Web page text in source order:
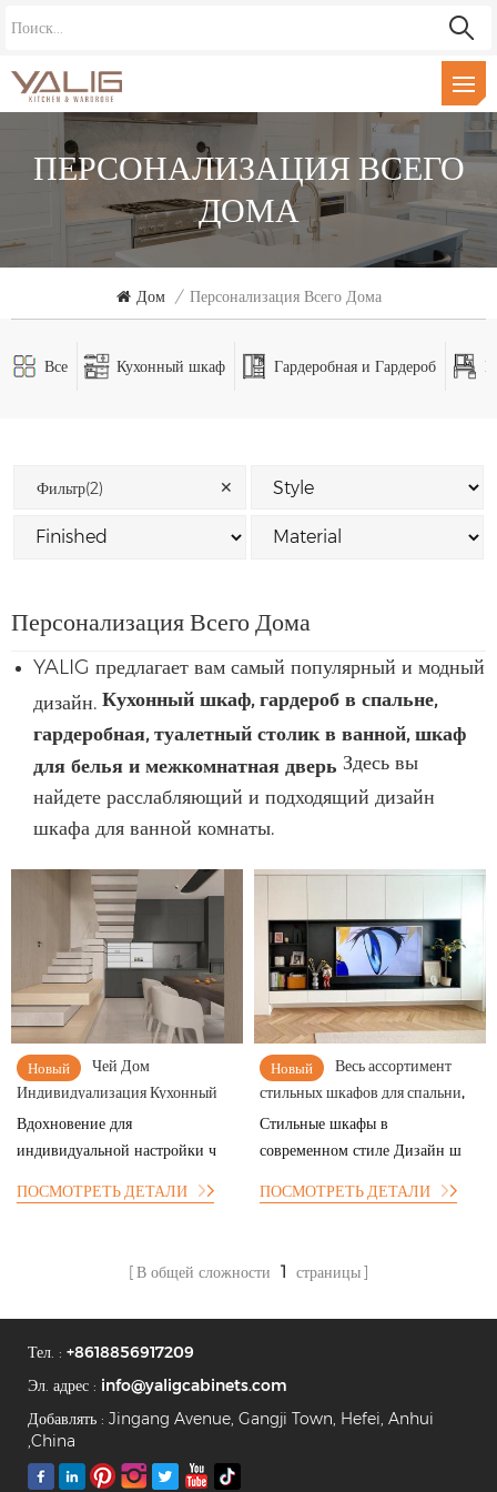
ПЕРСОНАЛИЗАЦИЯ ВСЕГО
ДОМА
Дом / Персонализация Всего Дома
Все Кухонный шкаф Гардеробная и Гардероб
Фильтр(2) ✕
Персонализация Всего Дома
YALIG предлагает вам самый популярный и модный
дизайн. Кухонный шкаф, гардероб в спальне,
гардеробная, туалетный столик в ванной, шкаф
для белья и межкомнатная дверь Здесь вы
найдете расслабляющий и подходящий дизайн
шкафа для ванной комнаты.
Новый
Чей Дом
Индивидуализация Кухонный
Шкаф Спальня Шкаф ТВ Шкаф
Дизайн
Вдохновение для
индивидуальной настройки ч
ПОСМОТРЕТЬ ДЕТАЛИ
Новый
Весь ассортимент
стильных шкафов для спальни,
кухонного шкафа, шкафа для
Стильные шкафы в
современном стиле Дизайн ш
ПОСМОТРЕТЬ ДЕТАЛИ
В общей сложности 1 страницы
Тел. : +8618856917209
Эл. адрес : info@yaligcabinets.com
Добавлять : Jingang Avenue, Gangji Town, Hefei, Anhui
,China